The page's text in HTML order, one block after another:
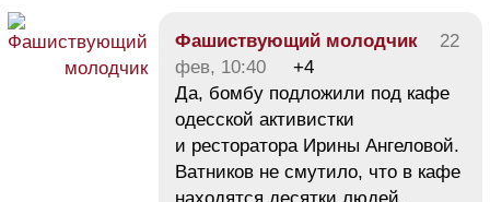
Фашиствующий молодчик
22
фев, 10:40
+4
Да, бомбу подложили под кафе
одесской активистки
и ресторатора Ирины Ангеловой.
Ватников не смутило, что в кафе